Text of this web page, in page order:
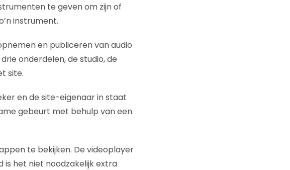
te geven om zijn of
instrument.
en publiceren van audio
onderdelen, de studio, de
site.
en de site-eigenaar in staat
gebeurt met behulp van een
te bekijken. De videoplayer
is het niet noodzakelijk extra